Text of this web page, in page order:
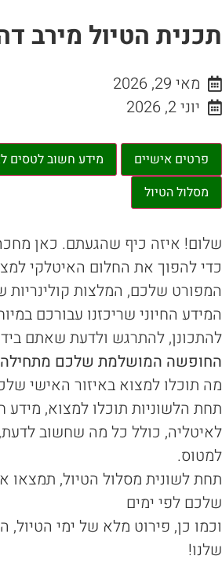
הטיול מירב
מאי 29, 2026
יוני 2, 2026
פרטים אישיים
מידע חשוב לטסים
מסלול הטיול
איזה כיף שהגעתם. כאן
להפוך את החלום האיטלקי
שלכם, המלצות קולינריות
החיוני שריכזנו עבורכם
להתרגש ולדעת שאתם
המושלמת שלכם מתחילה
תוכלו למצוא באיזור האישי
הלשוניות תוכלו למצוא, מידע
כולל כל מה שחשוב לדעת,
לשונית מסלול הטיול, תמצאו
לפי ימים
כן, פירוט מלא של ימי הטיול,